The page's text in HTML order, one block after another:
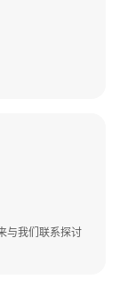
与我们联系探讨